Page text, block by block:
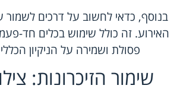
בנוסף, כדאי לחשוב על דרכים
האירוע. זה כולל שימוש בכלים חד-
פסולת ושמירה על הניקיון
שימור הזיכרונות: